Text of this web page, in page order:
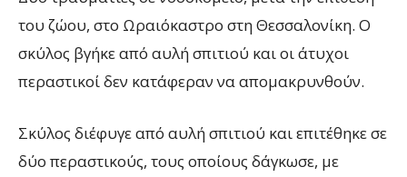
του ζώου, στο Ωραιόκαστρο στη Θεσσαλονίκη. Ο
σκύλος βγήκε από αυλή σπιτιού και οι άτυχοι
περαστικοί δεν κατάφεραν να απομακρυνθούν.
Σκύλος διέφυγε από αυλή σπιτιού και επιτέθηκε σε
δύο περαστικούς, τους οποίους δάγκωσε, με